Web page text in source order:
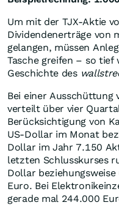
Um mit der TJX-Aktie
Dividendenerträge von
gelangen, müssen
Tasche greifen – so
Geschichte des
Bei einer
verteilt über vier
Berücksichtigung von
US-Dollar im Monat
Dollar im Jahr 7.150
letzten Schlusskurses
Dollar
Euro. Bei
gerade mal 244.000